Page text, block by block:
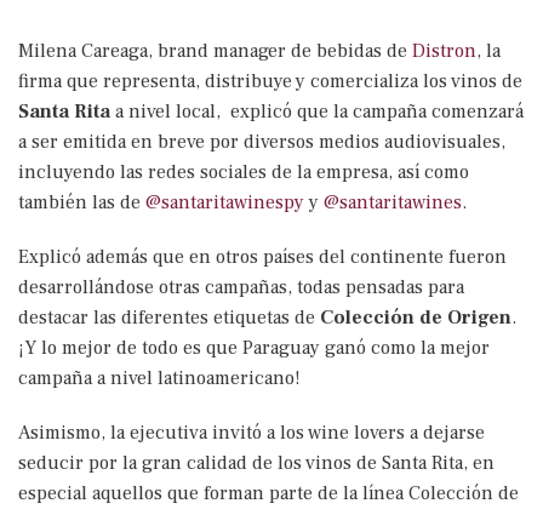
Milena Careaga, brand manager de bebidas de Distron, la
firma que representa, distribuye y comercializa los vinos de
Santa Ritaa nivel local, explicó que la campaña comenzará
a ser emitida en breve por diversos medios audiovisuales,
incluyendo las redes sociales de la empresa, así como
también las de @santaritawinespyy @santaritawines.
Explicó además que en otros países del continente fueron
desarrollándose otras campañas, todas pensadas para
destacar las diferentes etiquetas de Colección de Origen.
¡Y lo mejor de todo es que Paraguay ganó como la mejor
campaña a nivel latinoamericano!
Asimismo, la ejecutiva invitó a los wine lovers a dejarse
seducir por la gran calidad de los vinos de Santa Rita, en
especial aquellos que forman parte de la línea Colección de